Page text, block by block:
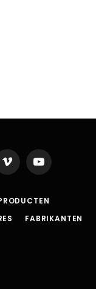
Vimeo YouTube
FABRIKANTEN